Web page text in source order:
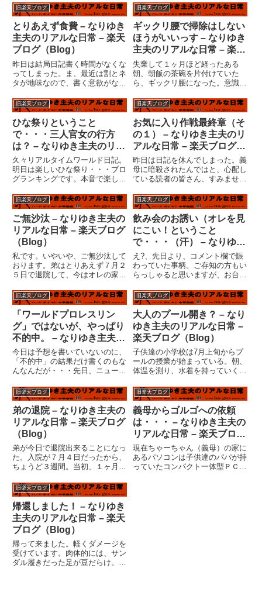
ておきます。基本的には私達だっ
て貴方達に負けず劣らず、仲良し
家族です。しかし・・・だからと
いって、皆さんに共感を与えら
れ...
うか、忙しいときにはなんとなく
時間を作り出して意味のないこと
（この日記とか・・・）をやりく
りしているのだが、それが過ぎ
る...
旧楽天ブログ
とりあえず食費 – なりゆき
主夫のリアルな日常 – 楽天
ブログ（Blog）
昨日は結局日記書く時間がなくな
ってしまった。ま、最近は割とネ
タが地味なので、書く意欲がない
大体、殆どの時間を家で過ごす、
職人系オヤジに元々ネタなどな
い。だから、「ファンタジーワー
ルド」 なるカテゴリを作って私
小...
旧楽天ブログ
ギックリ腰で掃除はしない
ほうがいいっす – なりゆき
主夫のリアルな日常 – 楽天
ブログ（Blog）
失業して１ヶ月ほど経ったある
朝、朝飯の茶碗を片付けていた
ら、ギックリ腰になった。意識は
れない。結局２週間近く、チャッ
プリンのモノマネのようにしか歩
けなかった。元々、私はサラリー
マンであった。・満員電車に乗っ
て通...
旧楽天ブログ
ひな祭りということ
で・・・三人官女の行方
は？ – なりゆき主夫のリア
ルな日常 – 楽天ブログ
（Blog）
久々リアルタイムワールド日記。
明日は楽しいひな祭り・・・ブロ
グランキングです。本音で楽しい
リック！いや、久々にネタでし
た。(^^ゞ去年パスした三人官
女。 未だに作ってませんけ
ど・・・一応、手作りキットにな
ってお...
旧楽天ブログ
お気に入り作戦最終章（そ
の１） – なりゆき主夫のリ
アルな日常 – 楽天ブログ
（Blog）
昨日は日記を休んでしまった。義
母に暗殺されたんではと、心配し
ている読者の皆さん、すみませ
る時間がなかっただけです。今日
は朝、義母がまだ寝ているので日
記書く時間が出来て・・・・義
母、起きた。洗面所で痰を吐き出
すジ...
旧楽天ブログ
ご無沙汰 – なりゆき主夫の
リアルな日常 – 楽天ブログ
（Blog）
私です。いやいや、ご無沙汰して
おります。弟はとりあえず７月２
５日で退院して、今はオレの家に
うだ。まだ様子見段階だけど、当
初思っていたように重度の後遺症
は残らないような気がする。まだ
ボーっとはしてるけど。今日も
通...
旧楽天ブログ
飲み会のお誘い（オレを見
にこい！ということ
で・・・（汗） – なりゆき
主夫のリアルな日常 – 楽天
ブログ（Blog）
え?、先日より、コメント欄で賑
わっていた事柄。ご存知の方もい
らっしゃると思いますが、お台場
場さんと私という組み合わせなの
で、今回のテーマが相応しいのか
判りませんが・・・おそらく、
『「継母」奮闘記』な話になると
思...
旧楽天ブログ
「ワールドプロレスリン
グ」ではないが、やっぱり
不的中。 – なりゆき主夫の
リアルな日常 – 楽天ブログ
（Blog）
今日は予想を書いていないのに、
「不的中」の結果だけ書くのもな
んなんだが・・・先日、ニューマ
「ワールドプロレスリング」サイ
ン馬券やるつもりもなく、黒いマ
スクは２枠、枠連でカブになるの
は２?７、これ１点でよし、と
考...
旧楽天ブログ
大人のプール開き？ – なり
ゆき主夫のリアルな日常 –
楽天ブログ（Blog）
子供達の小学校は7月上旬からプ
ールの授業が始まっている。朝、
体温を測り、水着を持っていくわ
日誰かがプールの支度を持って学
校に行っていることになる。子供
達はプールが好きだ。実は、私も
好きだ。実際には泳ぐのが好き
な...
旧楽天ブログ
弟の退院 – なりゆき主夫の
リアルな日常 – 楽天ブログ
（Blog）
弟が今日で退院出来ることになっ
た。入院が７月４日だったから、
ちょうど３週間。当初、１ヶ月は
良好ということだろう。後遺症も
あきらかに判るものは出ていな
い。相変わらずボケッとはしてい
るが、３週間入院しているのだか
ら...
旧楽天ブログ
義母からゴルゴへの依頼
は・・・ – なりゆき主夫の
リアルな日常 – 楽天ブログ
（Blog）
現在ちゃーちゃん（義母）の家に
あるパソコンは子供達のパパが持
っていたコンパクト一体型ＰＣ、
旧楽天ブログ
帰還しました！ – なりゆき
主夫のリアルな日常 – 楽天
ブログ（Blog）
帰って来ました。軽くダメージを
受けています。肉体的には、サン
ダル履きだった足が豆だらけ。市